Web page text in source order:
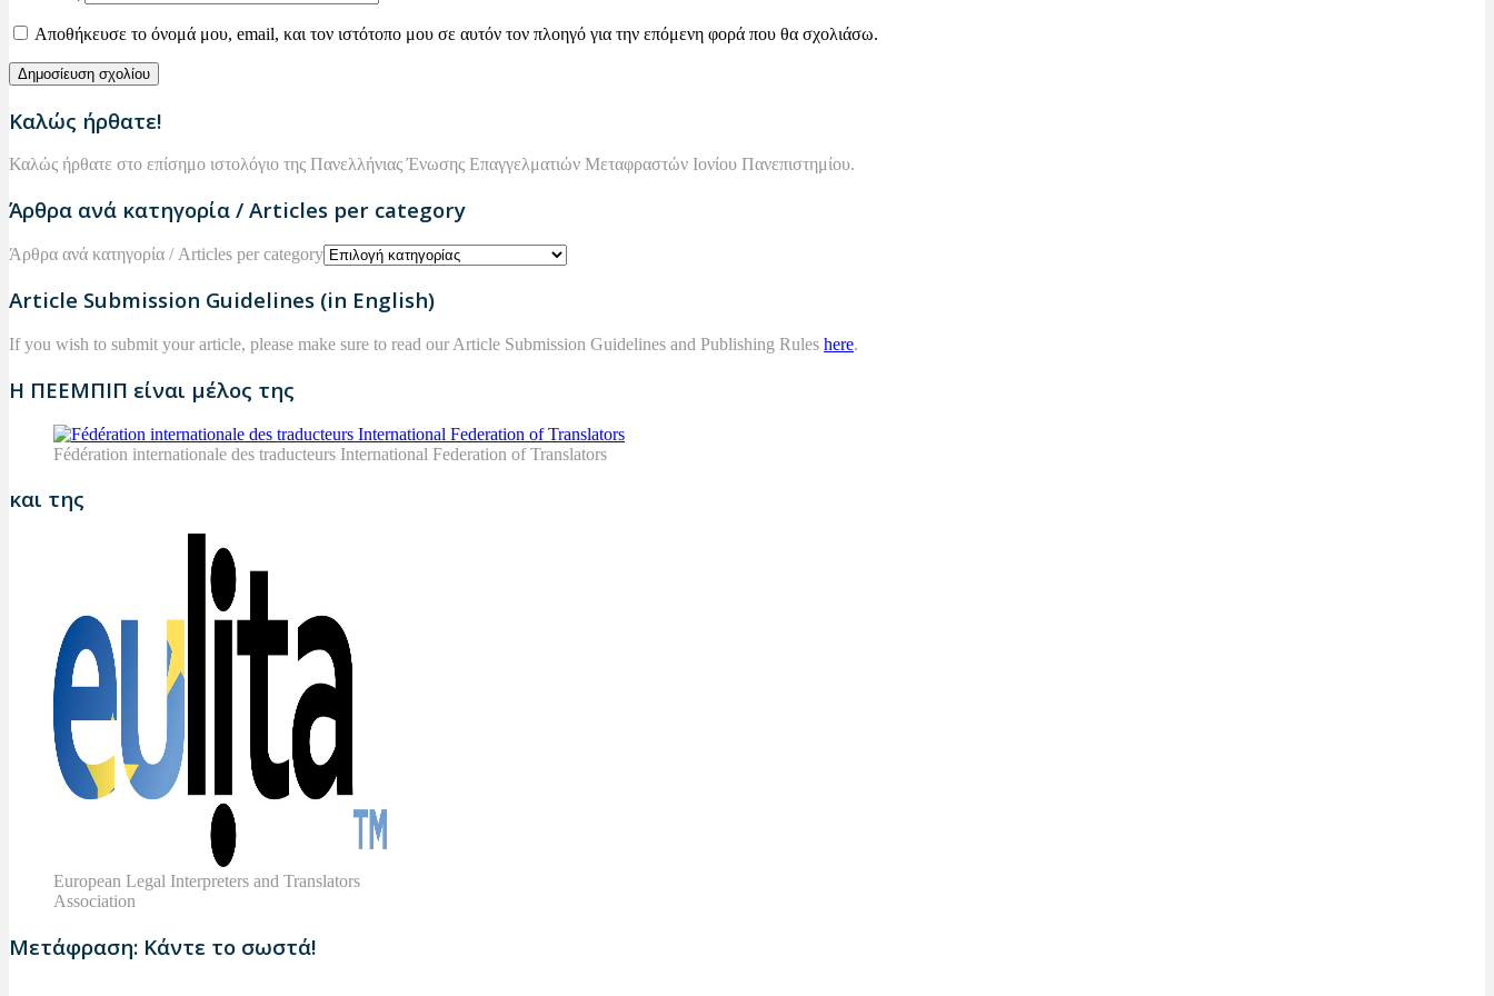
Αποθήκευσε το όνομά μου, email, και τον ιστότοπο μου σε αυτόν τον πλοηγό για την επόμενη φορά που θα σχολιάσω.
Καλώς ήρθατε!
Καλώς ήρθατε στο επίσημο ιστολόγιο της Πανελλήνιας Ένωσης Επαγγελματιών Μεταφραστών Ιονίου Πανεπιστημίου.
Άρθρα ανά κατηγορία / Articles per category
Άρθρα ανά κατηγορία / Articles per category
Article Submission Guidelines (in English)
If you wish to submit your article, please make sure to read our Article Submission Guidelines and Publishing Rules here.
Η ΠΕΕΜΠΙΠ είναι μέλος της
Fédération internationale des traducteurs International Federation of Translators
και της
European Legal Interpreters and Translators
Association
Μετάφραση: Κάντε το σωστά!